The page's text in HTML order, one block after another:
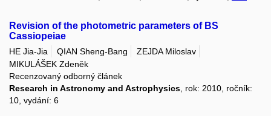
Revision of the photometric parameters of BS
Cassiopeiae
HE Jia-Jia QIAN Sheng-Bang
ZEJDA Miloslav
MIKULÁŠEK Zdeněk
Recenzovaný odborný článek
Research in Astronomy and Astrophysics , rok: 2010, ročník:
10, vydání: 6